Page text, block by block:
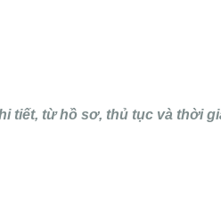
tiết, từ hồ sơ, thủ tục và thời